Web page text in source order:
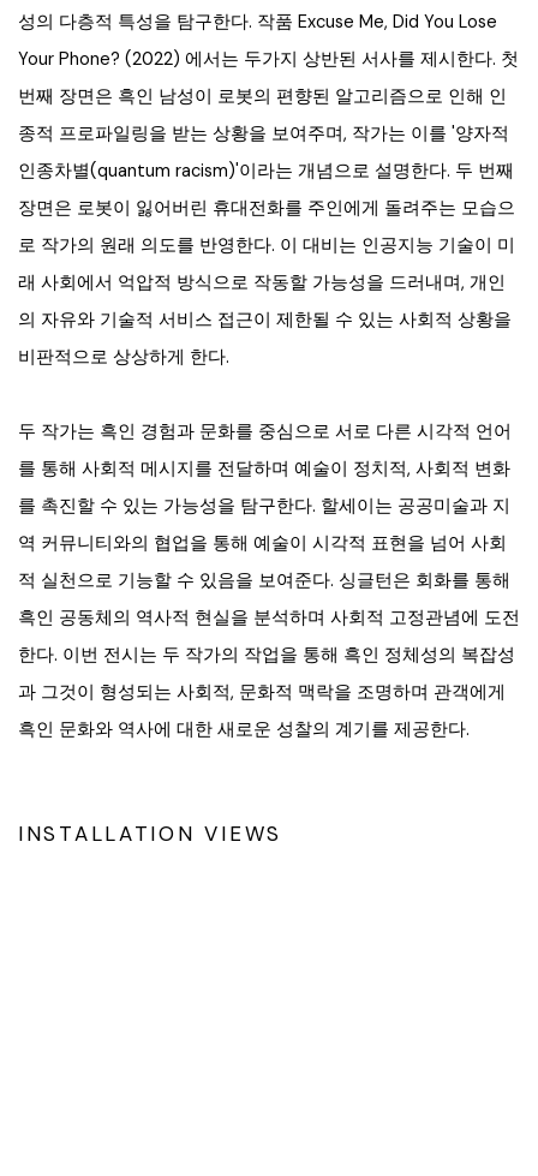
성의 다층적 특성을 탐구한다. 작품 Excuse Me, Did You Lose
Your Phone? (2022) 에서는 두가지 상반된 서사를 제시한다. 첫
번째 장면은 흑인 남성이 로봇의 편향된 알고리즘으로 인해 인
종적 프로파일링을 받는 상황을 보여주며, 작가는 이를 '양자적
인종차별(quantum racism)'이라는 개념으로 설명한다. 두 번째
장면은 로봇이 잃어버린 휴대전화를 주인에게 돌려주는 모습으
로 작가의 원래 의도를 반영한다. 이 대비는 인공지능 기술이 미
래 사회에서 억압적 방식으로 작동할 가능성을 드러내며, 개인
의 자유와 기술적 서비스 접근이 제한될 수 있는 사회적 상황을
비판적으로 상상하게 한다.
두 작가는 흑인 경험과 문화를 중심으로 서로 다른 시각적 언어
를 통해 사회적 메시지를 전달하며 예술이 정치적, 사회적 변화
를 촉진할 수 있는 가능성을 탐구한다. 할세이는 공공미술과 지
역 커뮤니티와의 협업을 통해 예술이 시각적 표현을 넘어 사회
적 실천으로 기능할 수 있음을 보여준다. 싱글턴은 회화를 통해
흑인 공동체의 역사적 현실을 분석하며 사회적 고정관념에 도전
한다. 이번 전시는 두 작가의 작업을 통해 흑인 정체성의 복잡성
과 그것이 형성되는 사회적, 문화적 맥락을 조명하며 관객에게
흑인 문화와 역사에 대한 새로운 성찰의 계기를 제공한다.
INSTALLATION VIEWS